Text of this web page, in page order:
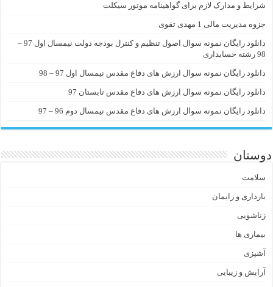
شرایط و مدارک لازم برای گواهینامه موتور سیکلت
جزوه مدیریت مالی 1 مهدی تقوی
دانلود رایگان نمونه سوال اصول تنظیم و کنترل بودجه دولت نیمسال اول 97 –
98 رشته حسابداری
دانلود رایگان نمونه سوال ارزش های دفاع مقدس نیمسال اول 97 – 98
دانلود رایگان نمونه سوال ارزش های دفاع مقدس تابستان 97
دانلود رایگان نمونه سوال ارزش های دفاع مقدس نیمسال دوم 96 – 97
دوستان
سلامت
بارداری و زایمان
زناشویی
بیماری ها
آشپزی
آرایش و زیبایی